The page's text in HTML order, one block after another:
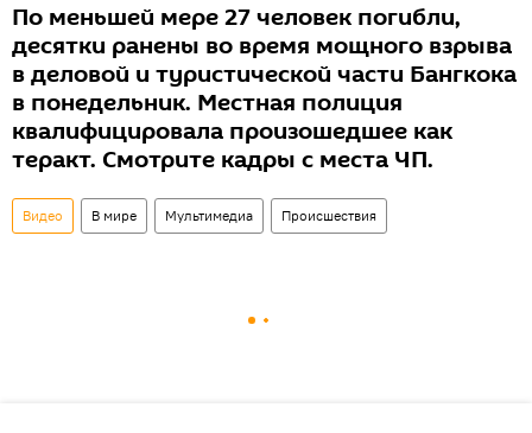
По меньшей мере 27 человек погибли,
десятки ранены во время мощного взрыва
в деловой и туристической части Бангкока
в понедельник. Местная полиция
квалифицировала произошедшее как
теракт. Смотрите кадры с места ЧП.
Видео В мире Мультимедиа Происшествия